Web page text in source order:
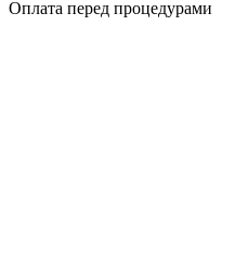
Оплата перед процедурами